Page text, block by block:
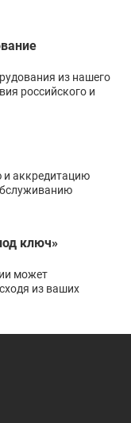
из нашего
российского и
аккредитацию
ключ»
может
из ваших